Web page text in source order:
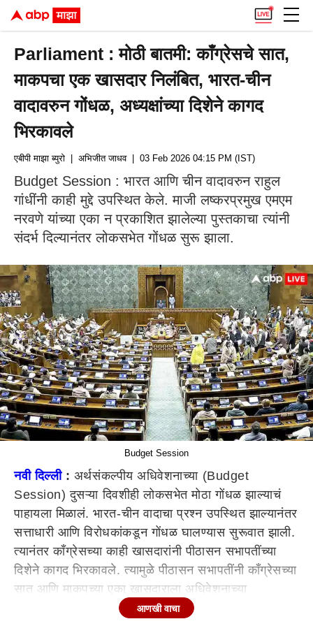
Parliament : मोठी बातमी: काँग्रेसचे सात,
माकपचा एक खासदार निलंबित, भारत-चीन
वादावरुन गोंधळ, अध्यक्षांच्या दिशेने कागद
भिरकावले
एबीपी माझा ब्युरो | अभिजीत जाधव| 03 Feb 2026 04:15 PM (IST)
Budget Session : भारत आणि चीन वादावरुन राहुल
गांधींनी काही मुद्दे उपस्थित केले. माजी लष्करप्रमुख एमएम
नरवणे यांच्या एका न प्रकाशित झालेल्या पुस्तकाचा त्यांनी
संदर्भ दिल्यानंतर लोकसभेत गोंधळ सुरू झाला.
Budget Session
नवी दिल्ली: अर्थसंकल्पीय अधिवेशनाच्या (Budget
Session) दुसऱ्या दिवशीही लोकसभेत मोठा गोंधळ झाल्याचं
पाहायला मिळालं. भारत-चीन वादाचा प्रश्न उपस्थित झाल्यानंतर
सत्ताधारी आणि विरोधकांकडून गोंधळ घालण्यास सुरूवात झाली.
त्यानंतर काँग्रेसच्या काही खासदारांनी पीठासन सभापतींच्या
दिशेने कागद भिरकावले. त्यामुळे पीठासन सभापतींनी काँग्रेसच्या
सात आणि माकपच्या एका खासदाराला अधिवेशनाच्या
कार्यकाळापर्यंत निलंबित केलं.आणखी वाचा